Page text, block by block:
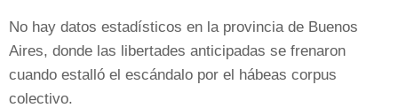
No hay datos estadísticos en la provincia de Buenos
Aires, donde las libertades anticipadas se frenaron
cuando estalló el escándalo por el hábeas corpus
colectivo.